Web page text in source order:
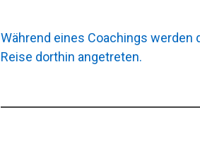
Während eines Coachings
Reise dorthin angetreten.